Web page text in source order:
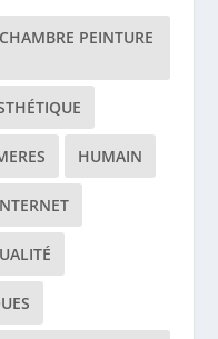
PEINTURE
HUMAIN